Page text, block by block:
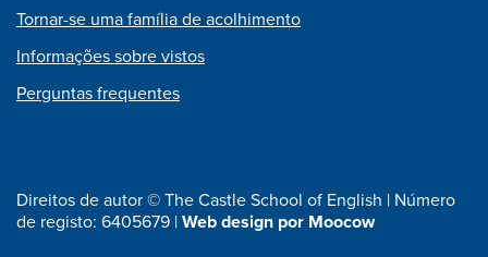
Tornar-se uma família de acolhimento
Informações sobre vistos
Perguntas frequentes
Direitos de autor © The Castle School of English | Número
de registo: 6405679 |Web design por Moocow